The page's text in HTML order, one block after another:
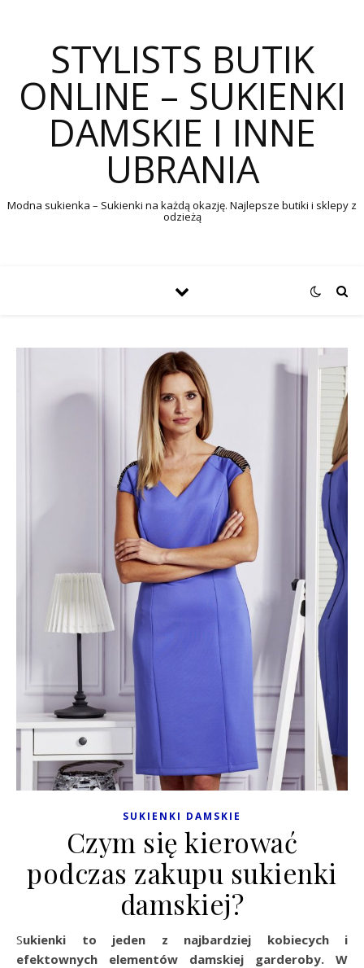
STYLISTS BUTIK
ONLINE – SUKIENKI
DAMSKIE I INNE
UBRANIA
Modna sukienka – Sukienki na każdą okazję. Najlepsze butiki i sklepy z
odzieżą
SUKIENKI DAMSKIE
Czym się kierować
podczas zakupu sukienki
damskiej?
Sukienki to jeden z najbardziej kobiecych i
efektownych elementów damskiej garderoby. W